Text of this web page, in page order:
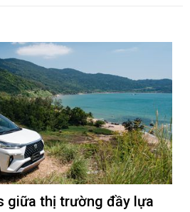
giữa thị trường đầy lựa